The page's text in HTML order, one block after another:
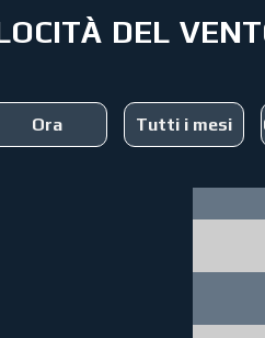
del
Ora Tutti i mesi